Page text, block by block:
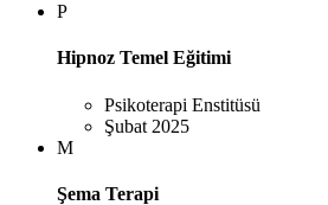
P
Hipnoz Temel Eğitimi
Psikoterapi Enstitüsü
Şubat 2025
M
Şema Terapi